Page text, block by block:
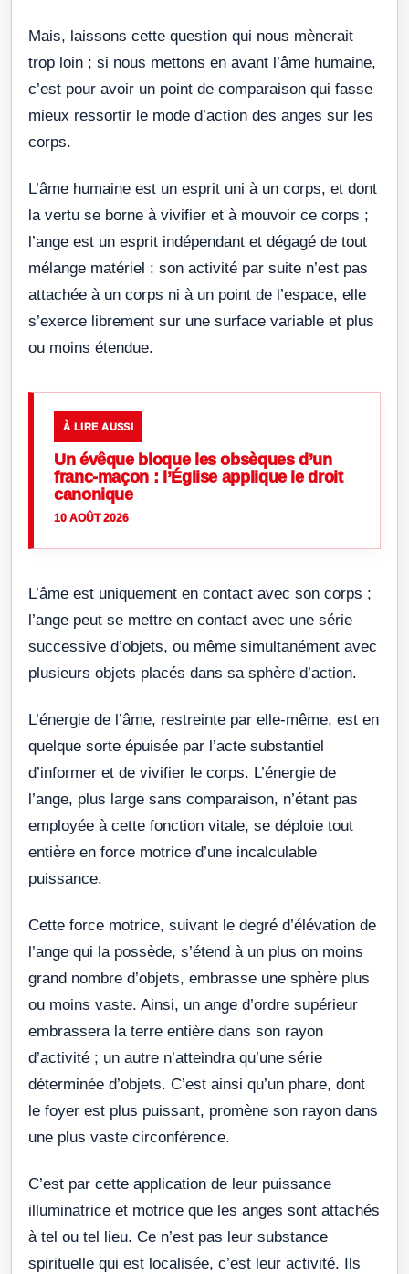
Mais, laissons cette question qui nous mènerait
trop loin ; si nous mettons en avant l’âme humaine,
c’est pour avoir un point de comparaison qui fasse
mieux ressortir le mode d’action des anges sur les
corps.
L’âme humaine est un esprit uni à un corps, et dont
la vertu se borne à vivifier et à mouvoir ce corps ;
l’ange est un esprit indépendant et dégagé de tout
mélange matériel : son activité par suite n’est pas
attachée à un corps ni à un point de l’espace, elle
s’exerce librement sur une surface variable et plus
ou moins étendue.
À LIRE AUSSI
Un évêque bloque les obsèques d’un
franc-maçon : l’Église applique le droit
canonique
10 AOÛT 2026
L’âme est uniquement en contact avec son corps ;
l’ange peut se mettre en contact avec une série
successive d’objets, ou même simultanément avec
plusieurs objets placés dans sa sphère d’action.
L’énergie de l’âme, restreinte par elle-même, est en
quelque sorte épuisée par l’acte substantiel
d’informer et de vivifier le corps. L’énergie de
l’ange, plus large sans comparaison, n’étant pas
employée à cette fonction vitale, se déploie tout
entière en force motrice d’une incalculable
puissance.
Cette force motrice, suivant le degré d’élévation de
l’ange qui la possède, s’étend à un plus on moins
grand nombre d’objets, embrasse une sphère plus
ou moins vaste. Ainsi, un ange d’ordre supérieur
embrassera la terre entière dans son rayon
d’activité ; un autre n’atteindra qu’une série
déterminée d’objets. C’est ainsi qu’un phare, dont
le foyer est plus puissant, promène son rayon dans
une plus vaste circonférence.
C’est par cette application de leur puissance
illuminatrice et motrice que les anges sont attachés
à tel ou tel lieu. Ce n’est pas leur substance
spirituelle qui est localisée, c’est leur activité. Ils